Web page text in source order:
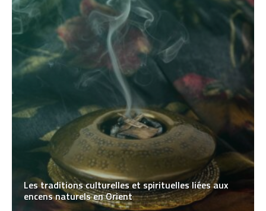
Les traditions culturelles et spirituelles liées aux
encens naturels en Orient